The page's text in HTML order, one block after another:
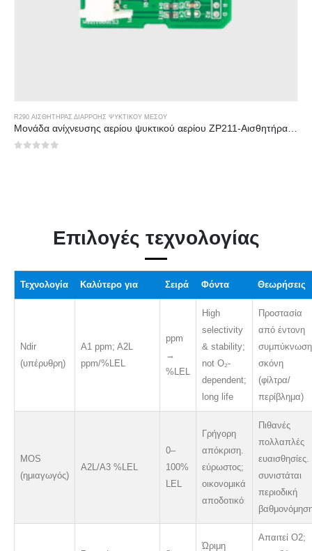
R290 ΑΙΣΘΗΤΉΡΑΣ ΔΙΑΡΡΟΉΣ ΨΥΚΤΙΚΟΎ ΜΈΣΟΥ
Μονάδα ανίχνευσης αερίου ψυκτικού αερίου ZP211-Αισθητήρας υψηλής ευαισθησίας για ανίχνευση διαρροής ψυκτικού μέσου
Επιλογές τεχνολογίας
Τεχνολογία Καλύτερο για Σειρά Φόντα Θεωρήσεις
Ndir
(υπέρυθρη)
A1 ppm; A2L
ppm/%LEL
ppm
→
%LEL
High
selectivity
& stability;
not O₂-
dependent;
long life
Προστασία
από έντονη
σκόνη
(φίλτρα/
περίβλημα)
MOS
(ημιαγωγός)
A2L/A3 %LEL
0–
100%
LEL
Γρήγορη
απόκριση.
εύρωστος;
οικονομικά
αποδοτικό
Πιθανές
πολλαπλές
ευαισθησίες.
συνιστάται
περιοδική
Ώριμη
Απαιτεί O2;